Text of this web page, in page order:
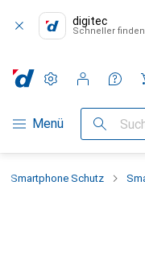
digitec
Schneller
Navigation nach
Menü Suche
Einstellungen
Kundenkonto
Vergleichslisten
Merklisten
Warenkorb
Smartphone Schutz